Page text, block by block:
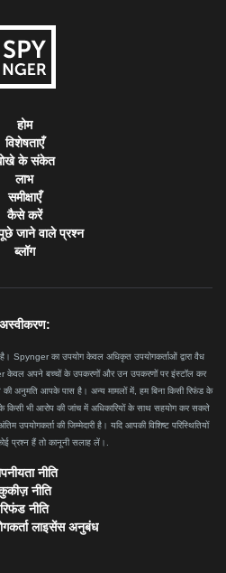
होम
विशेषताएँ
के संकेत
लाभ
समीक्षाएँ
कैसे करें
जाने वाले प्रश्न
ब्लॉग
अस्वीकरण:
Spynger का उपयोग केवल अधिकृत उपयोगकर्ताओं द्वारा वैध
केवल अपने बच्चों के उपकरणों और उन उपकरणों पर इंस्टॉल कर
अनुमति आपके पास है। अन्य मामलों में, हम बिना किसी रिफंड के
भी आरोप की जांच में अधिकारियों के साथ सहयोग कर सकते
उपयोगकर्ता की जिम्मेदारी है। यदि आपकी विशिष्ट परिस्थितियों
प्रश्न हैं तो कानूनी सलाह लें।.
नीति
नीति
रिफंड नीति
लाइसेंस अनुबंध